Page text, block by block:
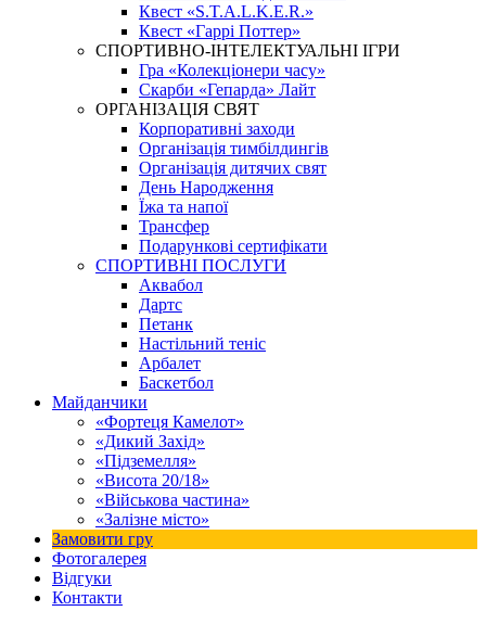
Квест «S.T.A.L.K.E.R.»
Квест «Гаррі Поттер»
СПОРТИВНО-ІНТЕЛЕКТУАЛЬНІ ІГРИ
Гра «Колекціонери часу»
Скарби «Гепарда» Лайт
ОРГАНІЗАЦІЯ СВЯТ
Корпоративні заходи
Організація тимбілдингів
Організація дитячих свят
День Народження
Їжа та напої
Трансфер
Подарункові сертифікати
СПОРТИВНІ ПОСЛУГИ
Аквабол
Дартс
Петанк
Настільний теніс
Арбалет
Баскетбол
Майданчики
«Фортеця Камелот»
«Дикий Захід»
«Підземелля»
«Висота 20/18»
«Військова частина»
«Залізне місто»
Замовити гру
Фотогалерея
Відгуки
Контакти